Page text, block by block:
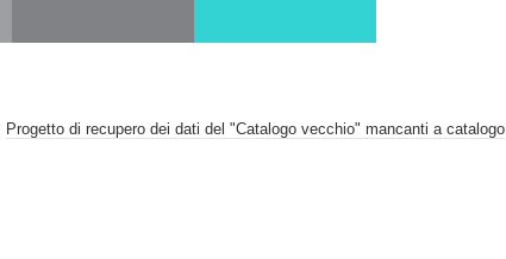
Progetto di recupero dei dati del "Catalogo vecchio" mancanti a catalogo